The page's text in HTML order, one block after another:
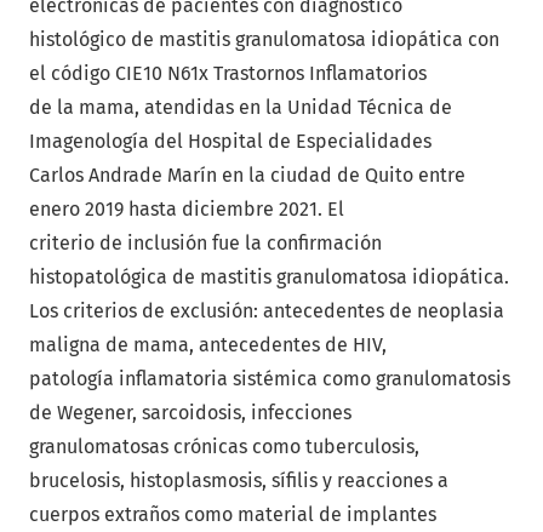
electrónicas de pacientes con diagnóstico
histológico de mastitis granulomatosa idiopática con
el código CIE10 N61x Trastornos Inflamatorios
de la mama, atendidas en la Unidad Técnica de
Imagenología del Hospital de Especialidades
Carlos Andrade Marín en la ciudad de Quito entre
enero 2019 hasta diciembre 2021. El
criterio de inclusión fue la confirmación
histopatológica de mastitis granulomatosa idiopática.
Los criterios de exclusión: antecedentes de neoplasia
maligna de mama, antecedentes de HIV,
patología inflamatoria sistémica como granulomatosis
de Wegener, sarcoidosis, infecciones
granulomatosas crónicas como tuberculosis,
brucelosis, histoplasmosis, sífilis y reacciones a
cuerpos extraños como material de implantes